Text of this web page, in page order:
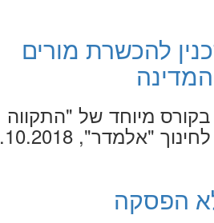
להכשרת מורים
מיוחד של "התקווה
25.10.2018
הפסקה